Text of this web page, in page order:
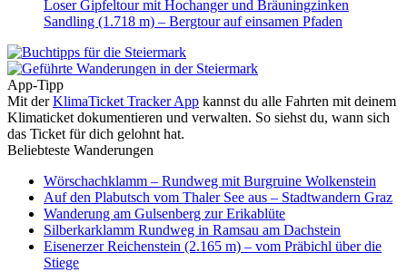
Loser Gipfeltour mit Hochanger und Bräuningzinken
Sandling (1.718 m) – Bergtour auf einsamen Pfaden
App-Tipp
Mit derKlimaTicket Tracker App kannst du alle Fahrten mit deinem
Klimaticket dokumentieren und verwalten. So siehst du, wann sich
das Ticket für dich gelohnt hat.
Beliebteste Wanderungen
Wörschachklamm – Rundweg mit Burgruine Wolkenstein
Auf den Plabutsch vom Thaler See aus – Stadtwandern Graz
Wanderung am Gulsenberg zur Erikablüte
Silberkarklamm Rundweg in Ramsau am Dachstein
Eisenerzer Reichenstein (2.165 m) – vom Präbichl über die
Stiege